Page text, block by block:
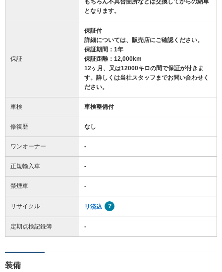
となります。
保証
保証付
詳細については、販売店にご確認ください。
保証期間：1年
保証距離：12,000km
12ヶ月、又は12000キロの間で保証が付きま
す。詳しくは当社スタッフまでお問い合わせく
ださい。
車検 車検整備付
修復歴 なし
ワンオーナー -
正規輸入車 -
禁煙車 -
リサイクル リ済込
定期点検記録簿 -
装備